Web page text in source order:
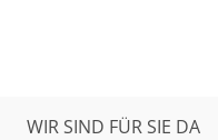
WIR SIND FÜR SIE DA